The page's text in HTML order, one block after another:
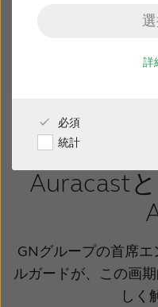
詳
必須
統計
Australia
France
未来の補聴器と接続
は、最新の
Auracast
GNグループの首席
ルガードが、この画
しく